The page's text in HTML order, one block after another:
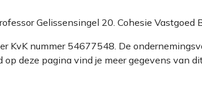
Gelissensingel 20. Cohesie
KvK nummer 54677548. De
deze pagina vind je meer gegevens van